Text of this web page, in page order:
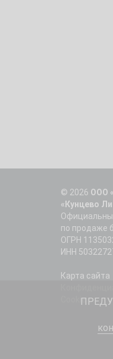
© 2026 ООО
«Кунцево
по продаже
ОГРН
ИНН
Карта сайта
Cookie